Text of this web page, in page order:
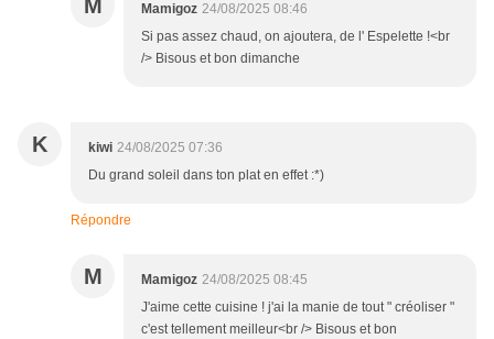
M Mamigoz 24/08/2025 08:46
Si pas assez chaud, on ajoutera, de l' Espelette !<br
/> Bisous et bon dimanche
K kiwi 24/08/2025 07:36
Du grand soleil dans ton plat en effet :*)
Répondre
M Mamigoz 24/08/2025 08:45
J'aime cette cuisine ! j'ai la manie de tout " créoliser "
c'est tellement meilleur<br /> Bisous et bon